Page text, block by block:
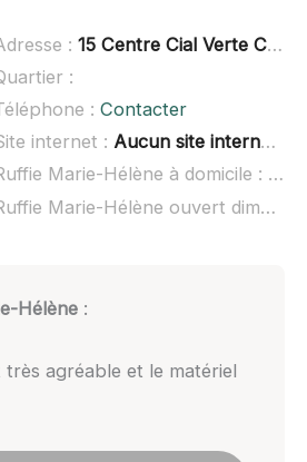
: 15 Centre Cial Verte Campagne, 31120 Lacroix-Falgarde
:
: Contacter
internet : Aucun site internet connu
Ruffie Marie-Hélène à domicile :
non
Ruffie Marie-Hélène ouvert dimanche :
Hélène:
agréable et le matériel